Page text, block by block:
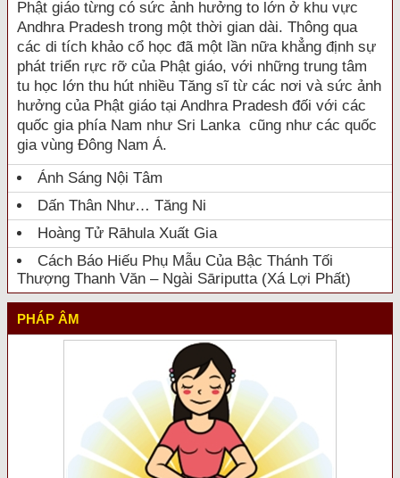
Phật giáo từng có sức ảnh hưởng to lớn ở khu vực
Andhra Pradesh trong một thời gian dài. Thông qua
các di tích khảo cổ học đã một lần nữa khẳng định sự
phát triển rực rỡ của Phật giáo, với những trung tâm
tu học lớn thu hút nhiều Tăng sĩ từ các nơi và sức ảnh
hưởng của Phật giáo tại Andhra Pradesh đối với các
quốc gia phía Nam như Sri Lanka cũng như các quốc
gia vùng Đông Nam Á.
Ánh Sáng Nội Tâm
Dấn Thân Như… Tăng Ni
Hoàng Tử Rāhula Xuất Gia
Cách Báo Hiếu Phụ Mẫu Của Bậc Thánh Tối
Thượng Thanh Văn – Ngài Sāriputta (Xá Lợi Phất)
PHÁP ÂM